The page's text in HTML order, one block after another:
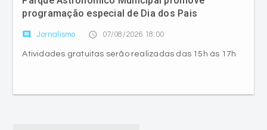
Atividades gratuitas serão realizadas das 15h às 17h
Mais Lidas Jornalismo